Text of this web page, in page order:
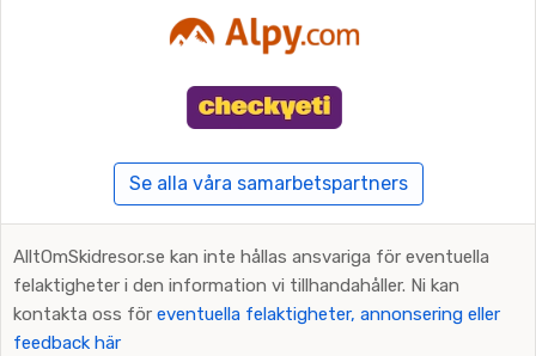
Se alla våra samarbetspartners
AlltOmSkidresor.se kan inte hållas ansvariga för eventuella
felaktigheter i den information vi tillhandahåller. Ni kan
kontakta oss för eventuella felaktigheter, annonsering eller
feedback här